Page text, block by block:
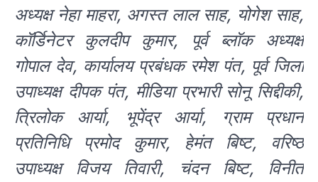
अध्यक्ष नेहा माहरा, अगस्त लाल साह, योगेश साह,
कॉर्डिनेटर कुलदीप कुमार, पूर्व ब्लॉक अध्यक्ष
गोपाल देव, कार्यालय प्रबंधक रमेश पंत, पूर्व जिला
उपाध्यक्ष दीपक पंत, मीडिया प्रभारी सोनू सिद्दीकी,
त्रिलोक आर्या, भूपेंद्र आर्या, ग्राम प्रधान
प्रतिनिधि प्रमोद कुमार, हेमंत बिष्ट, वरिष्ठ
उपाध्यक्ष विजय तिवारी, चंदन बिष्ट, विनीत